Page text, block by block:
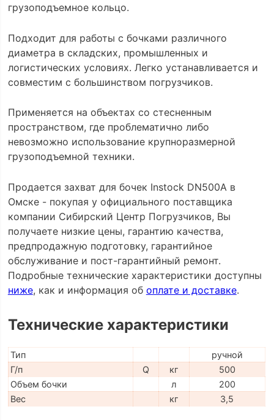
грузоподъемное кольцо.
Подходит для работы с бочками различного
диаметра в складских, промышленных и
логистических условиях. Легко устанавливается и
совместим с большинством погрузчиков.
Применяется на объектах со стесненным
пространством, где проблематично либо
невозможно использование крупноразмерной
грузоподъемной техники.
Продается захват для бочек Instock DN500A в
Омске - покупая у официального поставщика
компании Сибирский Центр Погрузчиков, Вы
получаете низкие цены, гарантию качества,
предпродажную подготовку, гарантийное
обслуживание и пост-гарантийный ремонт.
Подробные технические характеристики доступны
ниже, как и информация об оплате и доставке.
Технические характеристики
Тип
ручной
Г/п
Q кг
500
Объем бочки
л
200
Вес
кг 3,5